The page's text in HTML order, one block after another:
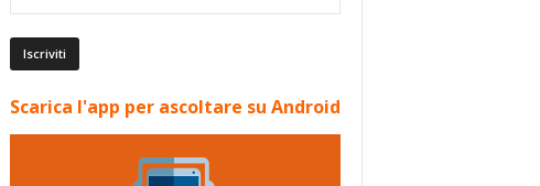
Scarica l'app per ascoltare su Android